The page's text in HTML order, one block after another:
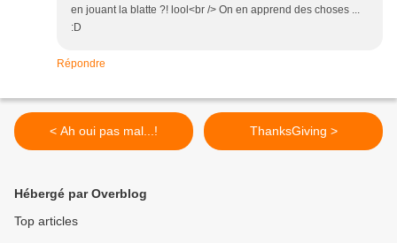
en jouant la blatte ?! lool<br /> On en apprend des choses ...
:D
Répondre
< Ah oui pas mal...! ThanksGiving >
Hébergé par Overblog
Top articles